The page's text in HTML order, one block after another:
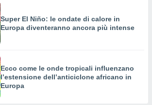
Super El Niño: le ondate di calore in
Europa diventeranno ancora più intense
Ecco come le onde tropicali influenzano
l’estensione dell’anticiclone africano in
Europa